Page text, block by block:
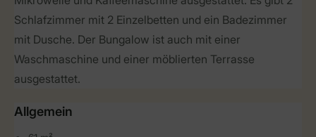
Schlafzimmer mit 2 Einzelbetten und ein Badezimmer
mit Dusche. Der Bungalow ist auch mit einer
Waschmaschine und einer möblierten Terrasse
ausgestattet.
Allgemein